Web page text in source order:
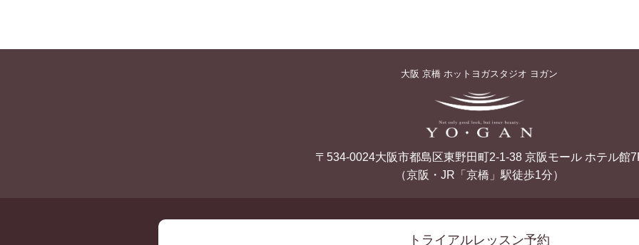
大阪 京橋 ホットヨガスタジオ ヨガン
〒534-0024大阪市都島区東野田町2-1-38 京阪モール ホテル館
（京阪・JR「京橋」駅徒歩1分）
トライアルレッスン予約